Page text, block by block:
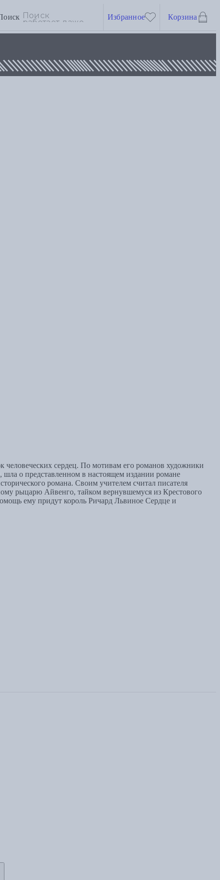
Избранное Корзина
сердец. По мотивам его романов художники
о представленном в настоящем издании романе
романа. Своим учителем считал писателя
рыцарю Айвенго, тайком вернувшемуся из Крестового
ему придут король Ричард Львиное Сердце и